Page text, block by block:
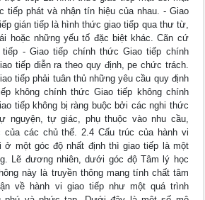
tiếp phát và nhận tín hiệu của nhau. - Giao
gián tiếp là hình thức giao tiếp qua thư từ,
hoặc những yếu tố đặc biệt khác. Cãn cứ
- Giao tiếp chính thức Giao tiếp chính
tiếp diễn ra theo quy định, pe chức trách.
tiếp phải tuân thủ những yêu cầu quy định
không chính thức Giao tiếp không chính
tiếp không bị ràng buộc bởi các nghi thức
nguyện, tự giác, phụ thuộc vào nhu cầu,
của các chủ thế. 2.4 Cấu trúc của hành vi
ở một góc độ nhất định thì giao tiếp là một
Lẽ đương nhiên, dưới góc độ Tâm lý học
này là truyền thông mang tính chất tâm
về hành vi giao tiếp như một quá trình